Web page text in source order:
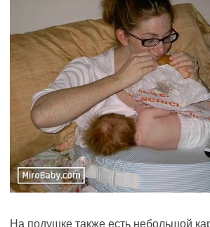
На подушке также есть небольшой